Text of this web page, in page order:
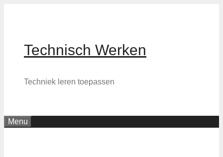
Technisch Werken
Techniek leren toepassen
Menu